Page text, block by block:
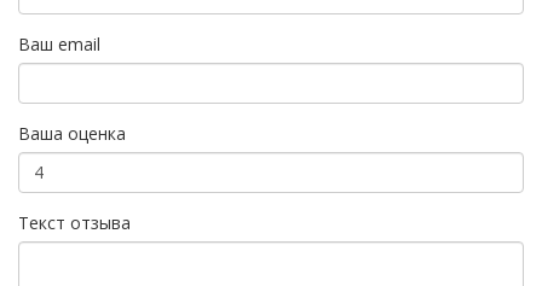
Ваш email
Ваша оценка
Текст отзыва